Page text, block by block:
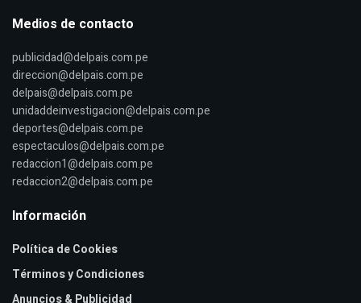
Medios de contacto
publicidad@delpais.com.pe
direccion@delpais.com.pe
delpais@delpais.com.pe
unidaddeinvestigacion@delpais.com.pe
deportes@delpais.com.pe
espectaculos@delpais.com.pe
redaccion1@delpais.com.pe
redaccion2@delpais.com.pe
Información
Política de Cookies
Términos y Condiciones
Anuncios & Publicidad